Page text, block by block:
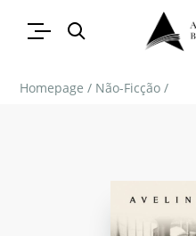
Homepage / Não-Ficção /